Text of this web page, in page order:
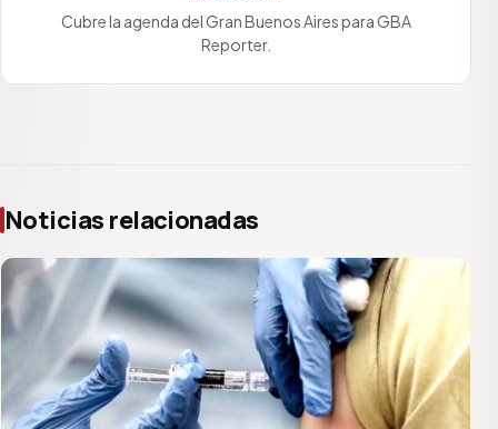
Cubre la agenda del Gran Buenos Aires para GBA
Reporter.
Noticias relacionadas